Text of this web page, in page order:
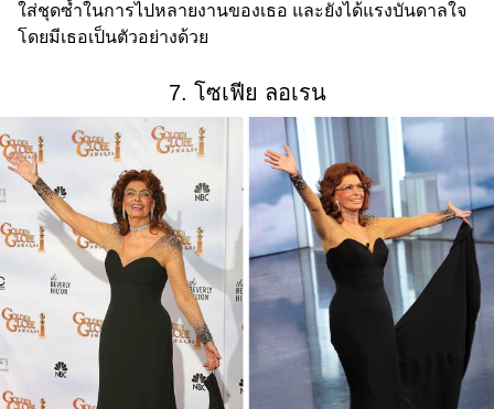
ใส่ชุดซ้ำในการไปหลายงานของเธอ และยังได้แรงบันดาลใจ
โดยมีเธอเป็นตัวอย่างด้วย
7. โซเฟีย ลอเรน